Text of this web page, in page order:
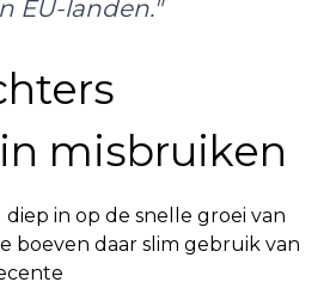
EU-landen."
misbruiken
in op de snelle groei van
boeven daar slim gebruik van